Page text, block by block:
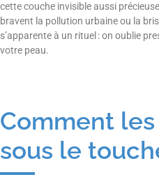
cette couche invisible aussi
bravent la pollution urbaine ou la
s’apparente à un rituel : on oublie
votre peau.
Comment
sous le